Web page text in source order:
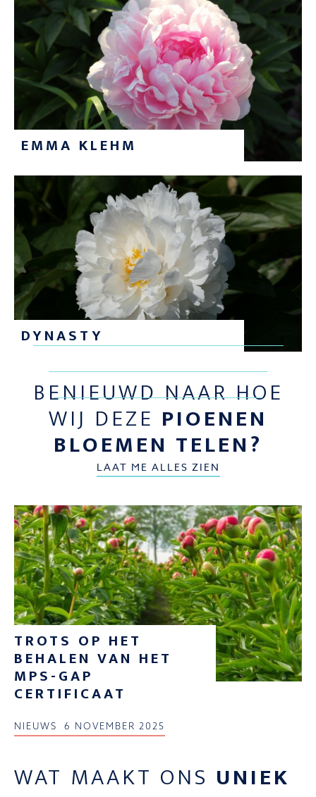
EMMA KLEHM
DYNASTY
BENIEUWD NAAR HOE
WIJ DEZE PIOENEN
BLOEMEN TELEN?
LAAT ME ALLES ZIEN
TROTS OP HET
BEHALEN VAN HET
MPS-GAP
CERTIFICAAT
NIEUWS 6 NOVEMBER 2025
WAT MAAKT ONS UNIEK